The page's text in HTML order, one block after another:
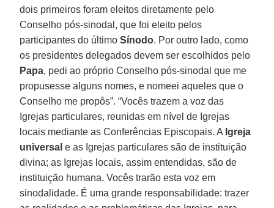
dois primeiros foram eleitos diretamente pelo
Conselho pós-sinodal, que foi eleito pelos
participantes do últimoSínodo. Por outro lado, como
os presidentes delegados devem ser escolhidos pelo
Papa, pedi ao próprio Conselho pós-sinodal que me
propusesse alguns nomes, e nomeei aqueles que o
Conselho me propôs”. “Vocês trazem a voz das
Igrejas particulares, reunidas em nível de Igrejas
locais mediante as Conferências Episcopais. A Igreja
universal e as Igrejas particulares são de instituição
divina; as Igrejas locais, assim entendidas, são de
instituição humana. Vocês trarão esta voz em
sinodalidade. É uma grande responsabilidade: trazer